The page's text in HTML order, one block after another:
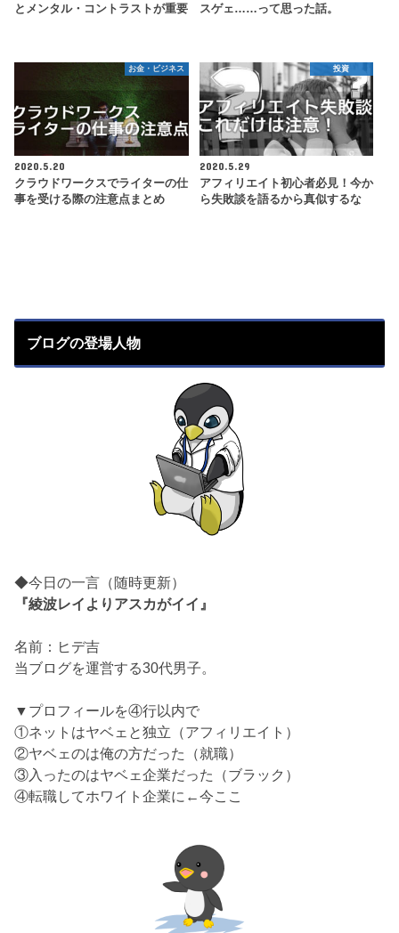
とメンタル・コントラストが重要
スゲェ……って思った話。
お金・ビジネス
2020.5.20
クラウドワークスでライターの仕
事を受ける際の注意点まとめ
投資
2020.5.29
アフィリエイト初心者必見！今か
ら失敗談を語るから真似するな
ブログの登場人物
◆今日の一言（随時更新）
『綾波レイよりアスカがイイ』
名前：ヒデ吉
当ブログを運営する30代男子。
▼プロフィールを④行以内で
①ネットはヤベェと独立（アフィリエイト）
②ヤベェのは俺の方だった（就職）
③入ったのはヤベェ企業だった（ブラック）
④転職してホワイト企業に←今ここ